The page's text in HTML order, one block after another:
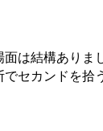
は結構ありま
セカンドを拾